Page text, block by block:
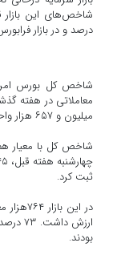
درصد و در بازار فرابورس ۶۰ درصد نمادها منفی
میلیون و ۶۵۷ هزار واحد ایستاد.
ثبت کرد.
بودند.